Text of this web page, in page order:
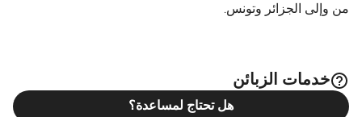
من وإلى الجزائر وتونس.
خدمات الزبائن
هل تحتاج لمساعدة؟